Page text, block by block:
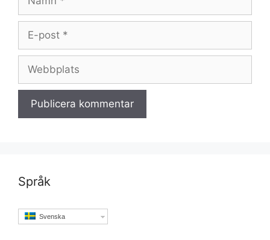
Webbplats
Språk
Svenska